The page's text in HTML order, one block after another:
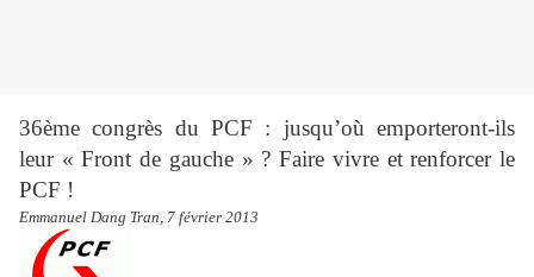
36ème congrès du PCF : jusqu’où emporteront-ils
leur « Front de gauche » ? Faire vivre et renforcer le
PCF !
Emmanuel Dang Tran, 7 février 2013